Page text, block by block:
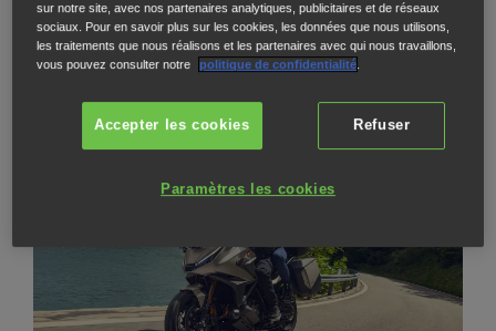
RÉSERVEZ VOTRE ESSAI
sur notre site, avec nos partenaires analytiques, publicitaires et de réseaux
sociaux. Pour en savoir plus sur les cookies, les données que nous utilisons,
les traitements que nous réalisons et les partenaires avec qui nous travaillons,
vous pouvez consulter notre
politique de confidentialité
Refuser
Accepter les cookies
Paramètres les cookies